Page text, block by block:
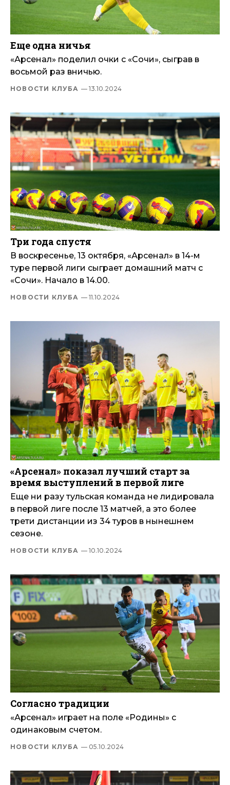
Еще одна ничья
«Арсенал» поделил очки с «Сочи», сыграв в
восьмой раз вничью.
НОВОСТИ КЛУБА — 13.10.2024
Три года спустя
В воскресенье, 13 октября, «Арсенал» в 14-м
туре первой лиги сыграет домашний матч с
«Сочи». Начало в 14.00.
НОВОСТИ КЛУБА — 11.10.2024
«Арсенал» показал лучший старт за
время выступлений в первой лиге
Еще ни разу тульская команда не лидировала
в первой лиге после 13 матчей, а это более
трети дистанции из 34 туров в нынешнем
сезоне.
НОВОСТИ КЛУБА — 10.10.2024
Согласно традиции
«Арсенал» играет на поле «Родины» с
одинаковым счетом.
НОВОСТИ КЛУБА — 05.10.2024